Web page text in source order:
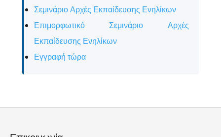
Σεμινάριο Αρχές Εκπαίδευσης Ενηλίκων
Επιμορφωτικό Σεμινάριο Αρχές
Εκπαίδευσης Ενηλίκων
Εγγραφή τώρα